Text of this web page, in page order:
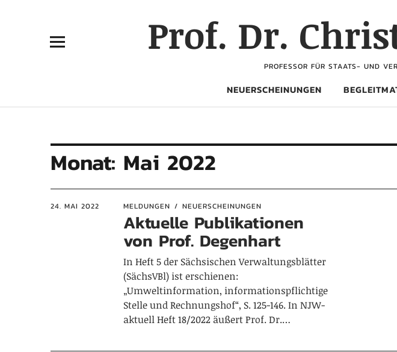
Prof. Dr.
PROFESSOR FÜR STAATS- UND
NEUERSCHEINUNGEN
Monat: Mai 2022
24. MAI 2022 MELDUNGEN NEUERSCHEINUNGEN
Aktuelle Publikationen
von Prof. Degenhart
In Heft 5 der Sächsischen Verwaltungsblätter
(SächsVBl) ist erschienen:
„Umweltinformation, informationspflichtige
Stelle und Rechnungshof“, S. 125-146. In NJW-
aktuell Heft 18/2022 äußert Prof. Dr.…